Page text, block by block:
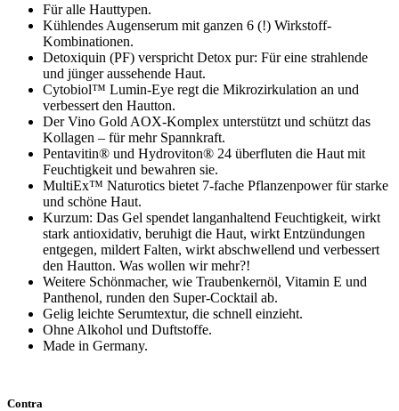
Für alle Hauttypen.
Kühlendes Augenserum mit ganzen 6 (!) Wirkstoff-
Kombinationen.
Detoxiquin (PF) verspricht Detox pur: Für eine strahlende
und jünger aussehende Haut.
Cytobiol™ Lumin-Eye regt die Mikrozirkulation an und
verbessert den Hautton.
Der Vino Gold AOX-Komplex unterstützt und schützt das
Kollagen – für mehr Spannkraft.
Pentavitin® und Hydroviton® 24 überfluten die Haut mit
Feuchtigkeit und bewahren sie.
MultiEx™ Naturotics bietet 7-fache Pflanzenpower für starke
und schöne Haut.
Kurzum: Das Gel spendet langanhaltend Feuchtigkeit, wirkt
stark antioxidativ, beruhigt die Haut, wirkt Entzündungen
entgegen, mildert Falten, wirkt abschwellend und verbessert
den Hautton. Was wollen wir mehr?!
Weitere Schönmacher, wie Traubenkernöl, Vitamin E und
Panthenol, runden den Super-Cocktail ab.
Gelig leichte Serumtextur, die schnell einzieht.
Ohne Alkohol und Duftstoffe.
Made in Germany.
Contra